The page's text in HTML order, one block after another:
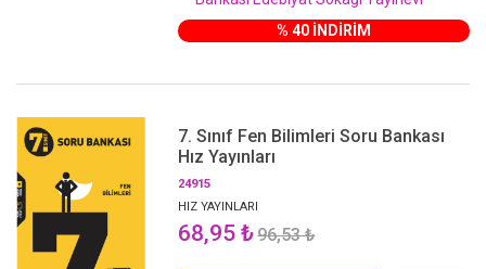
% 40 İNDİRİM
7. Sınıf Fen Bilimleri Soru Bankası
Hız Yayınları
24915
HIZ YAYINLARI
68,95 ₺96,53 ₺